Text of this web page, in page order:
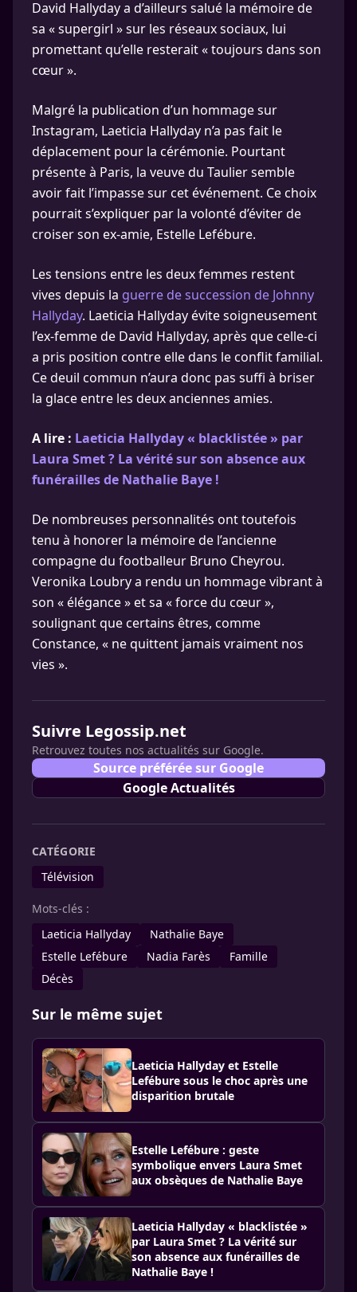
David Hallyday a d’ailleurs salué la mémoire de
sa « supergirl » sur les réseaux sociaux, lui
promettant qu’elle resterait « toujours dans son
cœur ».
Malgré la publication d’un hommage sur
Instagram, Laeticia Hallyday n’a pas fait le
déplacement pour la cérémonie. Pourtant
présente à Paris, la veuve du Taulier semble
avoir fait l’impasse sur cet événement. Ce choix
pourrait s’expliquer par la volonté d’éviter de
croiser son ex-amie, Estelle Lefébure.
Les tensions entre les deux femmes restent
vives depuis la guerre de succession de Johnny
Hallyday. Laeticia Hallyday évite soigneusement
l’ex-femme de David Hallyday, après que celle-ci
a pris position contre elle dans le conflit familial.
Ce deuil commun n’aura donc pas suffi à briser
la glace entre les deux anciennes amies.
A lire : Laeticia Hallyday « blacklistée » par
Laura Smet ? La vérité sur son absence aux
funérailles de Nathalie Baye !
De nombreuses personnalités ont toutefois
tenu à honorer la mémoire de l’ancienne
compagne du footballeur Bruno Cheyrou.
Veronika Loubry a rendu un hommage vibrant à
son « élégance » et sa « force du cœur »,
soulignant que certains êtres, comme
Constance, « ne quittent jamais vraiment nos
vies ».
Suivre Legossip.net
Retrouvez toutes nos actualités sur Google.
Source préférée sur Google
Google Actualités
CATÉGORIE
Télévision
Mots-clés :
Laeticia Hallyday
Nathalie Baye
Estelle Lefébure
Nadia Farès
Famille
Décès
Sur le même sujet
Laeticia Hallyday et Estelle
Lefébure sous le choc après une
disparition brutale
Estelle Lefébure : geste
symbolique envers Laura Smet
aux obsèques de Nathalie Baye
Laeticia Hallyday « blacklistée »
par Laura Smet ? La vérité sur
son absence aux funérailles de
Nathalie Baye !